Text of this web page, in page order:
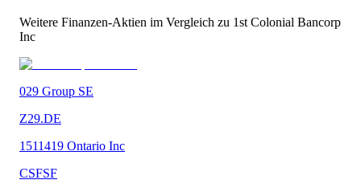
Weitere Finanzen-Aktien im Vergleich zu 1st Colonial Bancorp
Inc
029 Group SE
Z29.DE
1511419 Ontario Inc
CSFSF